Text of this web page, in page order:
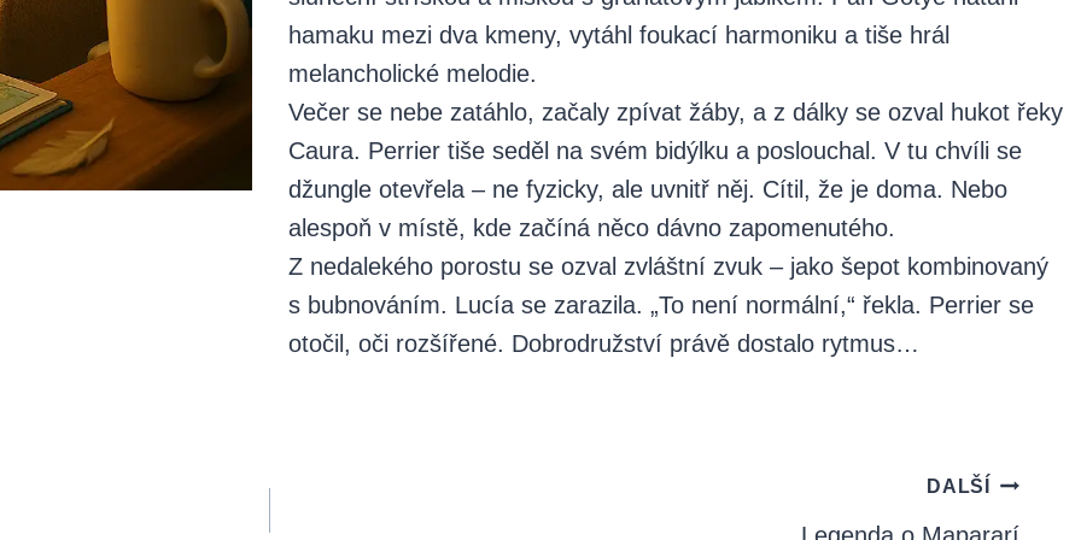
hamaku mezi dva kmeny, vytáhl foukací harmoniku a tiše hrál
melancholické melodie.
Večer se nebe zatáhlo, začaly zpívat žáby, a z dálky se ozval hukot řeky
Caura. Perrier tiše seděl na svém bidýlku a poslouchal. V tu chvíli se
džungle otevřela – ne fyzicky, ale uvnitř něj. Cítil, že je doma. Nebo
alespoň v místě, kde začíná něco dávno zapomenutého.
Z nedalekého porostu se ozval zvláštní zvuk – jako šepot kombinovaný
s bubnováním. Lucía se zarazila. „To není normální,“ řekla. Perrier se
otočil, oči rozšířené. Dobrodružství právě dostalo rytmus…
DALŠÍ